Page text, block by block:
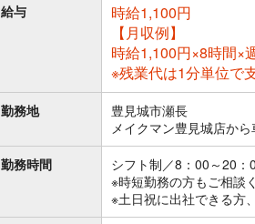
給与
時給1,100円
【月収例】
時給1,100円×8時間×
※残業代は1分単位で
勤務地
豊見城市瀬長
メイクマン豊見城店か
勤務時間
シフト制／8：00～20：
※時短勤務の方もご相談
※土日祝に出社できる方